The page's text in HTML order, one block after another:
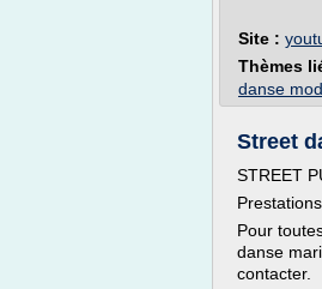
Site :
Thèmes
danse
Street
STREET
Pour
danse
contacter.